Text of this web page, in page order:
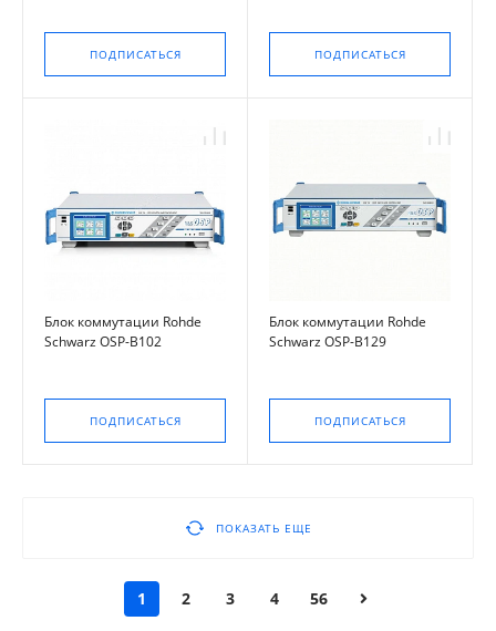
ПОДПИСАТЬСЯ ПОДПИСАТЬСЯ
Блок коммутации Rohde
Schwarz OSP-B102
ПОДПИСАТЬСЯ
Блок коммутации Rohde
Schwarz OSP-B129
ПОДПИСАТЬСЯ
ПОКАЗАТЬ ЕЩЕ
1 2 3 4 56